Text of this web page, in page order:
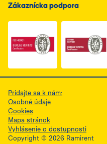
Zákaznícka podpora
Link do dokumentu
Link
Pridajte sa k nám:
Osobné údaje
Cookies
Mapa stránok
Vyhlásenie o dostupnosti
Copyright © 2026 Ramirent